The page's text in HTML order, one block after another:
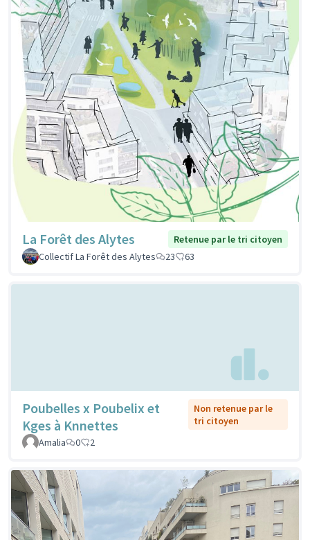
La Forêt des Alytes
Retenue par le tri citoyen
Collectif La Forêt des Alytes
23 63
Poubelles x Poubelix et
Kges à Knnettes
Non retenue par le
tri citoyen
Amalia
0 2